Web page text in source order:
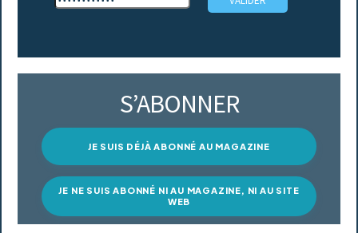
S’ABONNER
JE SUIS DÉJÀ ABONNÉ AU MAGAZINE
JE NE SUIS ABONNÉ NI AU MAGAZINE, NI AU SITE
WEB